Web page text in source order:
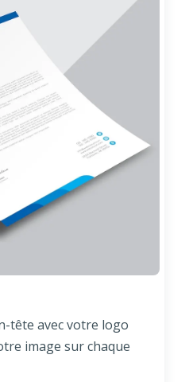
tête avec votre logo
image sur chaque